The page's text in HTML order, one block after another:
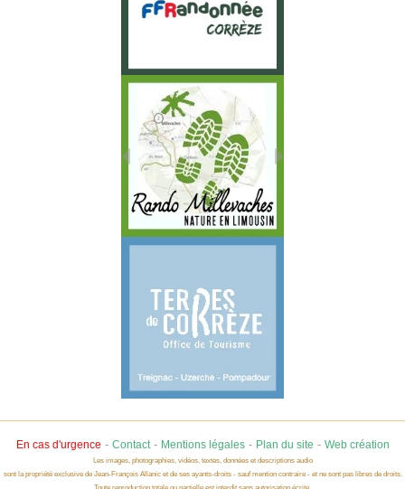
En cas d'urgence - Contact- Mentions légales- Plan du site - Web création
Les images, photographies, vidéos, textes, données et descriptions audio
sont la propriété exclusive de Jean-François Allanic et de ses ayants-droits - sauf mention contraire - et ne sont pas libres de droits.